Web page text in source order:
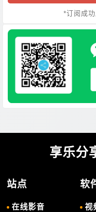
*订阅成
享乐分
站点
在线影音
软
视